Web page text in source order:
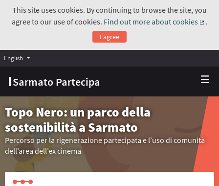
This site uses cookies. By continuing to browse the site, you
agree to our use of cookies. Find out more about cookies
.
I agree
Sarmato Partecipa
English Choose language
Topo Nero: un parco della
sostenibilità a Sarmato
Percorso per la rigenerazione partecipata e l’uso di comunità
dell’area dell’ex cinema